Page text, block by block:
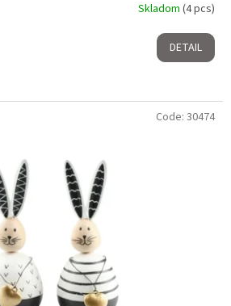
Skladom (4 pcs)
DETAIL
Code: 30474